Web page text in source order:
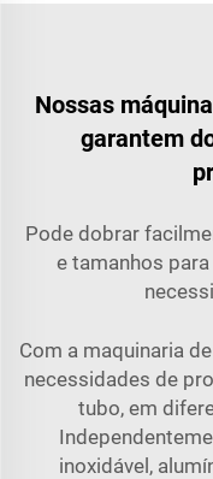
Nossas
garantem
Pode dobrar
e tamanhos
Com a maquinaria
necessidades de
tubo, em
inoxidável,